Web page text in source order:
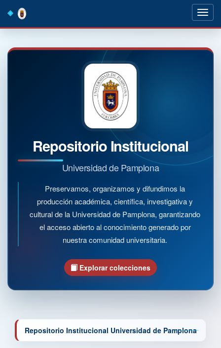
navigation
Repositorio Institucional
Universidad de Pamplona
Preservamos, organizamos y difundimos la
producción académica, científica, investigativa y
cultural de la Universidad de Pamplona, garantizando
el acceso abierto al conocimiento generado por
nuestra comunidad universitaria.
Explorar colecciones
Repositorio Institucional Universidad de Pamplona